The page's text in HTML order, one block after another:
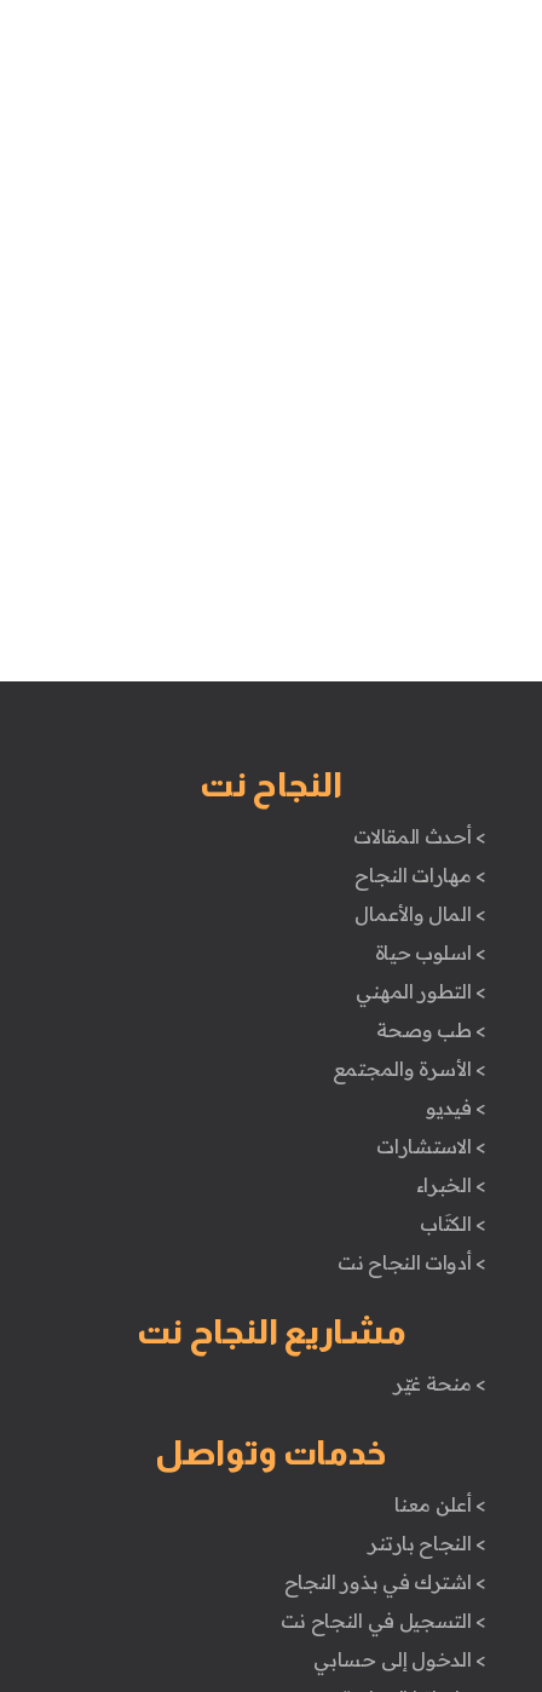
النجاح نت
> أحدث المقالات
> مهارات النجاح
> المال والأعمال
> اسلوب حياة
> التطور المهني
> طب وصحة
> الأسرة والمجتمع
> فيديو
> الاستشارات
> الخبراء
> الكتَاب
> أدوات النجاح نت
مشاريع النجاح نت
> منحة غيّر
خدمات وتواصل
> أعلن معنا
> النجاح بارتنر
> اشترك في بذور النجاح
> التسجيل في النجاح نت
> الدخول إلى حسابي